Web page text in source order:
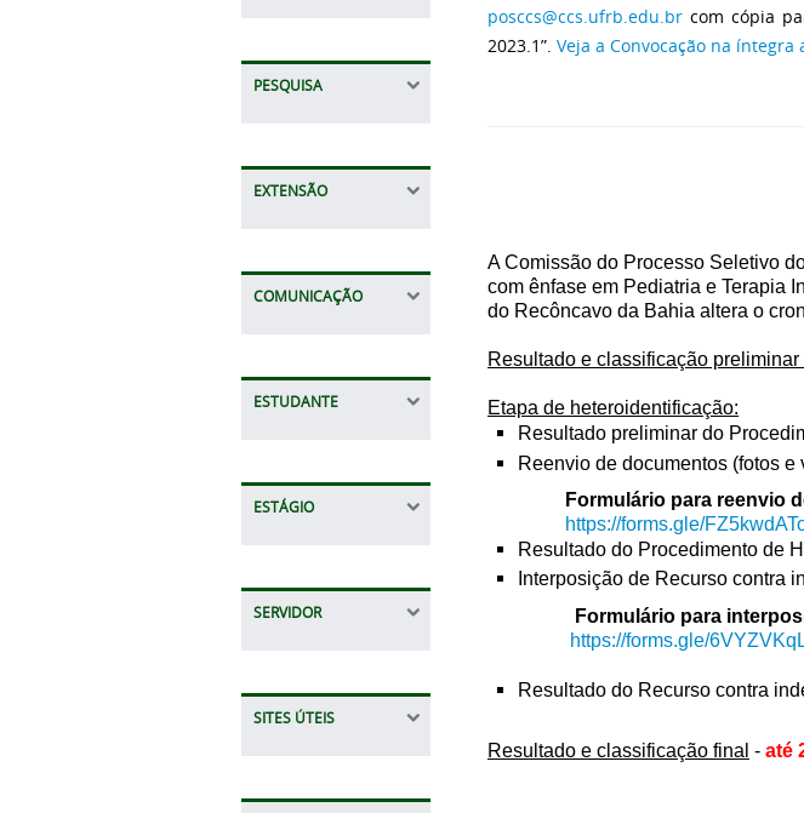
PESQUISA
EXTENSÃO
COMUNICAÇÃO
ESTUDANTE
ESTÁGIO
SERVIDOR
SITES ÚTEIS
posccs@ccs.ufrb.edu.br com cópia
2023.1”. Veja a Convocação na íntegra
A Comissão do Processo Seletivo
com ênfase em Pediatria e Terapia
do Recôncavo da Bahia altera o
Resultado e classificação preliminar
Etapa de heteroidentificação:
Resultado preliminar do
Reenvio de documentos (fotos e
Formulário para reenvio dos
https://forms.gle/
Resultado do Procedimento de
Interposição de Recurso contra
Formulário para
https://forms.gle/
Resultado do Recurso contra
Resultado e classificação final - até